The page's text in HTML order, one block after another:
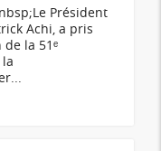
Président
Achi, a pris
la 51ᵉ